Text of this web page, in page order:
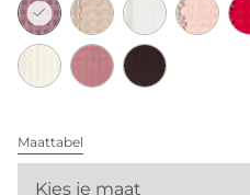
Maattabel
Kies je maat